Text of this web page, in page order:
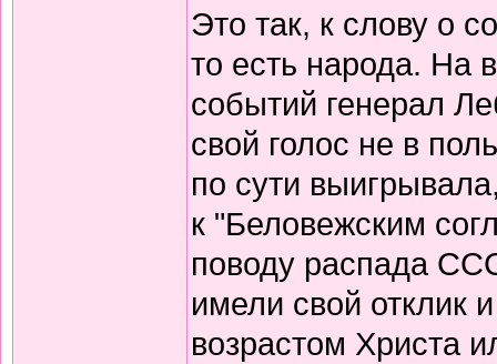
Это так, к слову о
то есть народа. На
событий генерал
свой голос не в
по сути
к "Беловежским
поводу распада
имели свой отклик
возрастом Христа